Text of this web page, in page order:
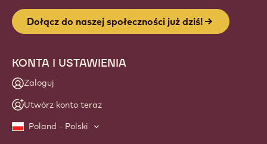
Dołącz do naszej społeczności już dziś!
KONTA I USTAWIENIA
Zaloguj
Utwórz konto teraz
Poland - Polski